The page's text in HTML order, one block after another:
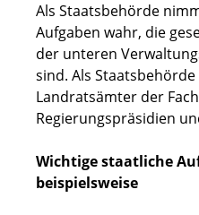
Als Staatsbehörde
Aufgaben wahr, die
der unteren
sind. Als
Landratsämter der
Regierungspräsidien
Wichtige staatliche
beispielsweise